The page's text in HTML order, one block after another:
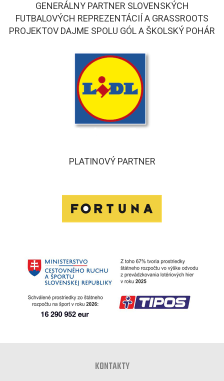
GENERÁLNY PARTNER SLOVENSKÝCH
FUTBALOVÝCH REPREZENTÁCIÍ A GRASSROOTS
PROJEKTOV DAJME SPOLU GÓL A ŠKOLSKÝ POHÁR
PLATINOVÝ PARTNER
KONTAKTY